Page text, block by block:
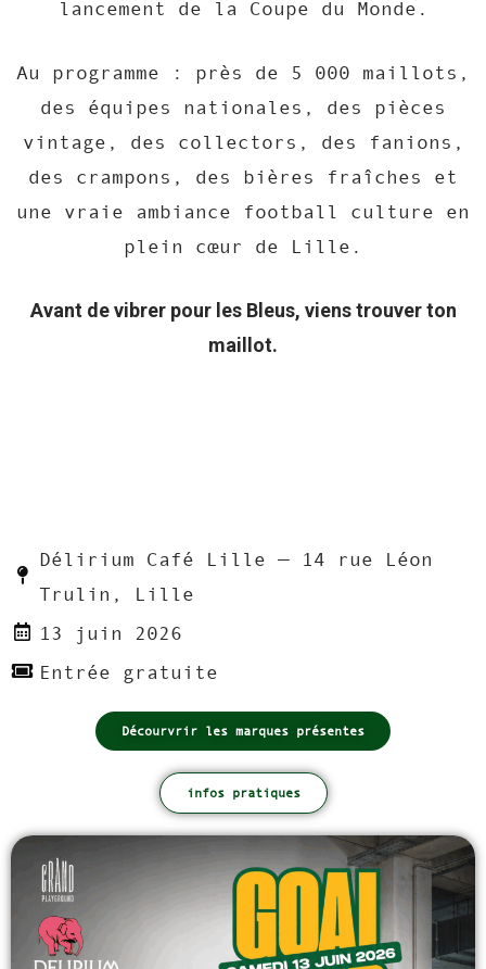
lancement de la Coupe du Monde.
Au programme : près de 5 000 maillots,
des équipes nationales, des pièces
vintage, des collectors, des fanions,
des crampons, des bières fraîches et
une vraie ambiance football culture en
plein cœur de Lille.
Avant de vibrer pour les Bleus, viens trouver ton
maillot.
Délirium Café Lille — 14 rue Léon
Trulin, Lille
13 juin 2026
Entrée gratuite
Décourvrir les marques présentes
infos pratiques